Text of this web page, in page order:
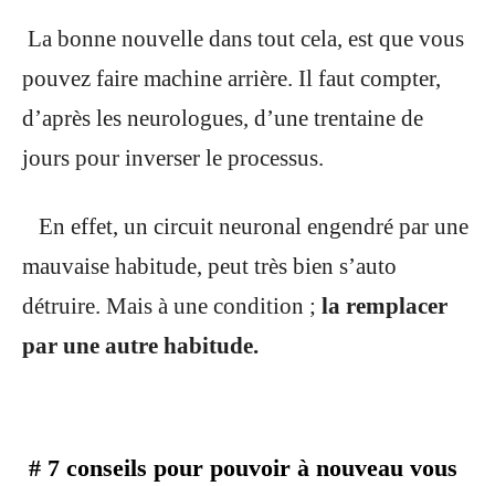
La bonne nouvelle dans tout cela, est que vous
pouvez faire machine arrière. Il faut compter,
d’après les neurologues, d’une trentaine de
jours pour inverser le processus.
En effet, un circuit neuronal engendré par une
mauvaise habitude, peut très bien s’auto
détruire. Mais à une condition ; la remplacer
par une autre habitude.
# 7 conseils pour pouvoir à nouveau vous